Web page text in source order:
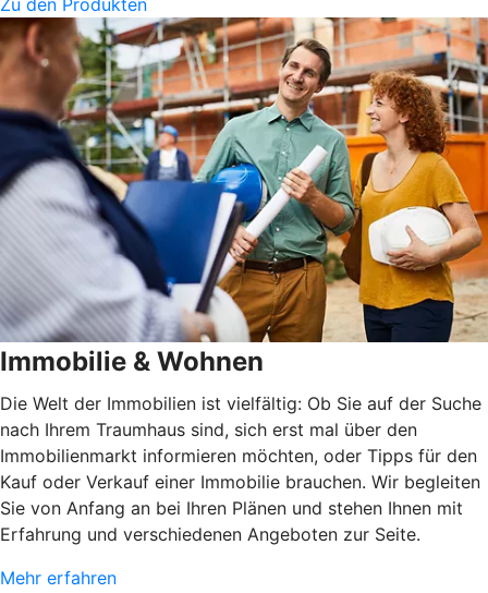
Immobilie & Wohnen
Die Welt der Immobilien ist vielfältig: Ob Sie auf der Suche
nach Ihrem Traumhaus sind, sich erst mal über den
Immobilienmarkt informieren möchten, oder Tipps für den
Kauf oder Verkauf einer Immobilie brauchen. Wir begleiten
Sie von Anfang an bei Ihren Plänen und stehen Ihnen mit
Erfahrung und verschiedenen Angeboten zur Seite.
Mehr erfahren